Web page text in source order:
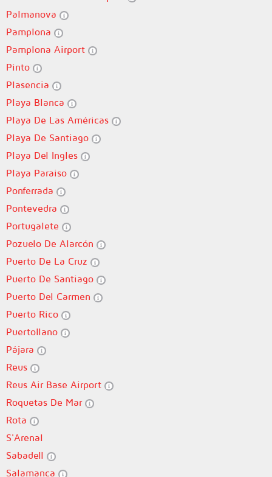
Palmanova
Pamplona
Pamplona Airport
Pinto
Plasencia
Playa Blanca
Playa De Las Américas
Playa De Santiago
Playa Del Ingles
Playa Paraiso
Ponferrada
Pontevedra
Portugalete
Pozuelo De Alarcón
Puerto De La Cruz
Puerto De Santiago
Puerto Del Carmen
Puerto Rico
Puertollano
Pájara
Reus
Reus Air Base Airport
Roquetas De Mar
Rota
S'Arenal
Sabadell
Salamanca